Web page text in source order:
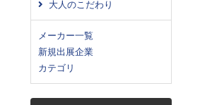
大人のこだわり
メーカー一覧
新規出展企業
カテゴリ